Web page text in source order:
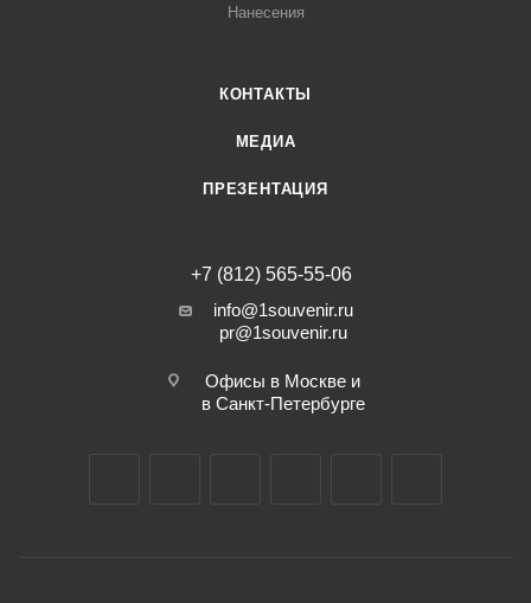
Нанесения
КОНТАКТЫ
МЕДИА
ПРЕЗЕНТАЦИЯ
+7 (812) 565-55-06
info@1souvenir.ru
pr@1souvenir.ru
Офисы в Москве и
в Санкт-Петербурге